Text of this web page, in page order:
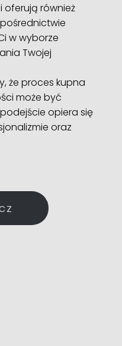
oferują również
w wyborze
Twojej
że proces kupna
może być
opiera się
oraz